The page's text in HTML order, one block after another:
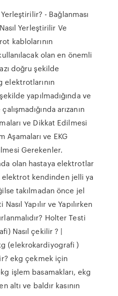
- Bağlanması
Yerleştirilir Ve
kablolarının
olan en önemli
doğru şekilde
elektrotlarının
yapılmadığında ve
arızanın
ve Dikkat Edilmesi
Aşamaları ve EKG
Gerekenler.
olan hastaya elektrotlar
elektrot kendinden jelli ya
takılmadan önce jel
Yapılır ve Yapılırken
Holter Testi
Nasıl çekilir ? |
(elekrokardiyografi )
ekg çekmek için
işlem basamakları, ekg
altı ve baldır kasının